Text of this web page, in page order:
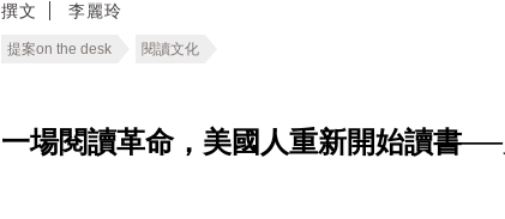
撰文 李麗玲
提案on the desk 閱讀文化
一場閱讀革命，美國人重新開始讀書